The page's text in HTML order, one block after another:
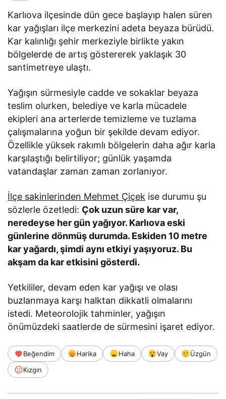
Karlıova ilçesinde dün gece başlayıp halen süren
kar yağışları ilçe merkezini adeta beyaza bürüdü.
Kar kalınlığı şehir merkeziyle birlikte yakın
bölgelerde de artış göstererek yaklaşık 30
santimetreye ulaştı.
Yağışın sürmesiyle cadde ve sokaklar beyaza
teslim olurken, belediye ve karla mücadele
ekipleri ana arterlerde temizleme ve tuzlama
çalışmalarına yoğun bir şekilde devam ediyor.
Özellikle yüksek rakımlı bölgelerin daha ağır karla
karşılaştığı belirtiliyor; günlük yaşamda
vatandaşlar zaman zaman zorlanıyor.
İlçe sakinlerinden Mehmet Çiçek ise durumu şu
sözlerle özetledi: Çok uzun süre kar var,
neredeyse her gün yağıyor. Karlıova eski
günlerine dönmüş durumda. Eskiden 10 metre
kar yağardı, şimdi aynı etkiyi yaşıyoruz. Bu
akşam da kar etkisini gösterdi.
Yetkililer, devam eden kar yağışı ve olası
buzlanmaya karşı halktan dikkatli olmalarını
istedi. Meteorolojik tahminler, yağışın
önümüzdeki saatlerde de sürmesini işaret ediyor.
Beğendim Harika Haha Vay
Üzgün
Kızgın